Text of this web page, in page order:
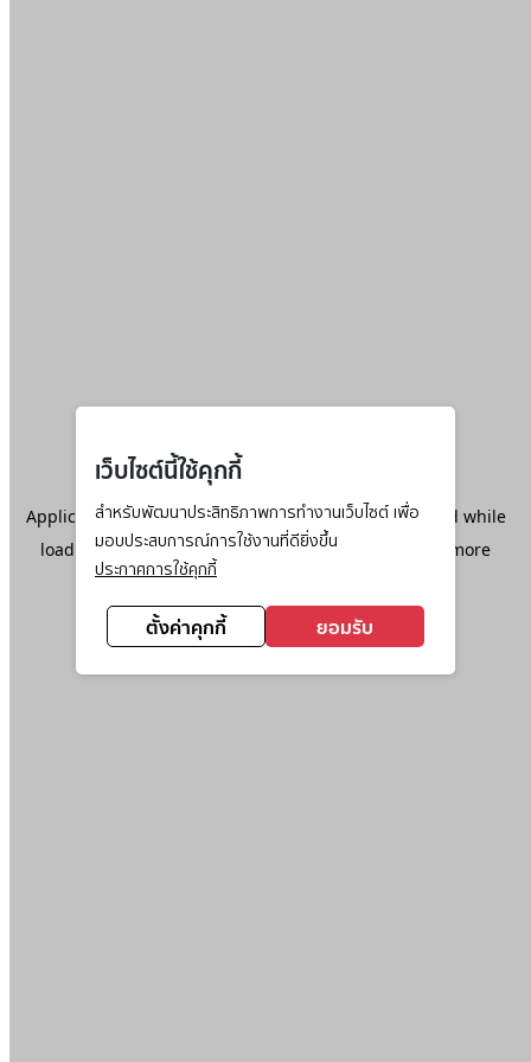
เว็บไซต์นี้ใช้คุกกี้
สำหรับพัฒนาประสิทธิภาพการทำงานเว็บไซต์ เพื่อ
มอบประสบการณ์การใช้งานที่ดียิ่งขึ้น
ประกาศการใช้คุกกี้
ตั้งค่าคุกกี้ ยอมรับ
Application error: aclient-side exception has occurred while
loadingwww.ktc.co.th(see the browser console
for more
information).